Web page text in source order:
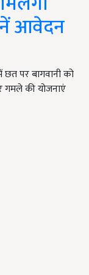
आवेदन
छत पर बागवानी को
गमले की योजनाएं